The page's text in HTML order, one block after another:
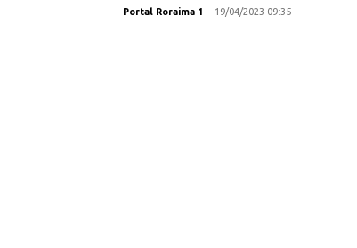
Portal Roraima 1 - 19/04/2023 09:35